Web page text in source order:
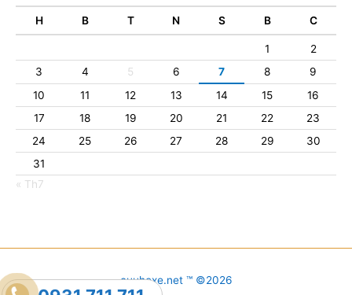
H B T N S B C
1
2
3
4 5 6 7 8
9
10
11 12 13 14 15
16
17
18 19 20 21 22
23
24
25 26 27 28 29
30
31
« Th7
cuuhoxe.net ™ ©2026